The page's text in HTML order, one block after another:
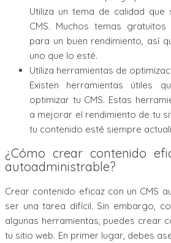
Utiliza un tema de calidad
CMS. Muchos temas
para un buen rendimiento, así
uno que lo esté.
Utiliza herramientas de
Existen herramientas útiles
optimizar tu CMS. Estas
a mejorar el rendimiento de tu
tu contenido esté siempre
¿Cómo crear contenido
autoadministrable?
Crear contenido eficaz con un CMS
ser una tarea difícil. Sin embargo,
algunas herramientas, puedes crear
tu sitio web. En primer lugar, debes